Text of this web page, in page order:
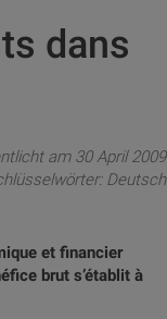
dans
am 30 April 2009
Deutsch
et financier
brut s’établit à